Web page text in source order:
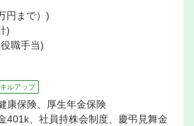
円まで）)
)
職手当)
ルアップ
康保険、厚生年金保険
401k、社員持株会制度、慶弔見舞金